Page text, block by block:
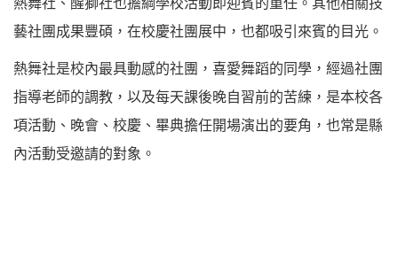
熱舞社、醒獅社也擔綱學校活動即迎賓的重任。其他相關技
藝社團成果豐碩，在校慶社團展中，也都吸引來賓的目光。
熱舞社是校內最具動感的社團，喜愛舞蹈的同學，經過社團
指導老師的調教，以及每天課後晚自習前的苦練，是本校各
項活動、晚會、校慶、畢典擔任開場演出的要角，也常是縣
內活動受邀請的對象。